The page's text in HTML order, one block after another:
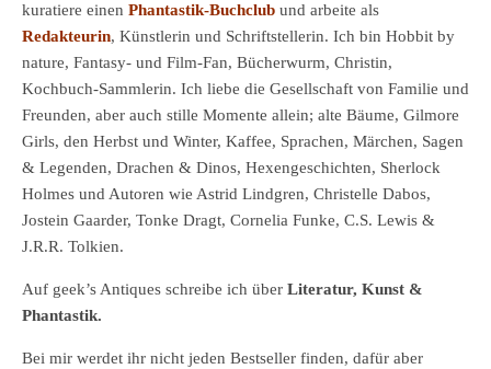
kuratiere einen Phantastik-Buchclub und arbeite als
Redakteurin, Künstlerin und Schriftstellerin. Ich bin Hobbit by
nature, Fantasy- und Film-Fan, Bücherwurm, Christin,
Kochbuch-Sammlerin. Ich liebe die Gesellschaft von Familie und
Freunden, aber auch stille Momente allein; alte Bäume, Gilmore
Girls, den Herbst und Winter, Kaffee, Sprachen, Märchen, Sagen
& Legenden, Drachen & Dinos, Hexengeschichten, Sherlock
Holmes und Autoren wie Astrid Lindgren, Christelle Dabos,
Jostein Gaarder, Tonke Dragt, Cornelia Funke, C.S. Lewis &
J.R.R. Tolkien.
Auf geek’s Antiques schreibe ich über Literatur, Kunst &
Phantastik.
Bei mir werdet ihr nicht jeden Bestseller finden, dafür aber